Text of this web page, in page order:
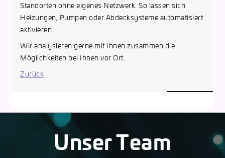
Standorten ohne eigenes Netzwerk. So lassen sich
Heizungen, Pumpen oder Abdecksysteme automatisiert
aktivieren.
Wir analysieren gerne mit Ihnen zusammen die
Möglichkeiten bei Ihnen vor Ort.
Zurück
Unser Team